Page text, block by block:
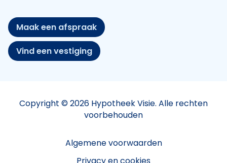
Maak een afspraak
Vind een vestiging
Copyright © 2026 Hypotheek Visie. Alle rechten
voorbehouden
Algemene voorwaarden
Privacy en cookies